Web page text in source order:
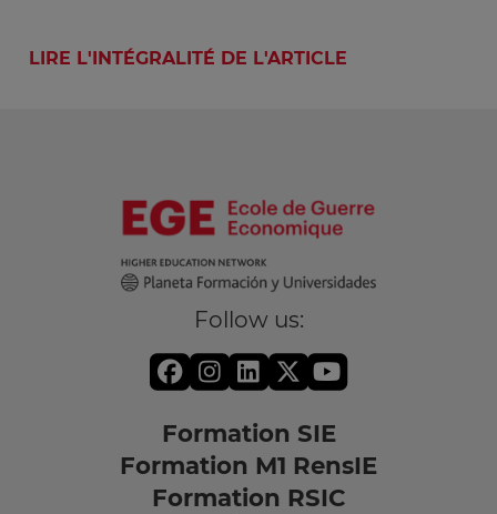
LIRE L'INTÉGRALITÉ DE L'ARTICLE
Follow us:
Formation SIE
Formation M1 RensIE
Formation RSIC